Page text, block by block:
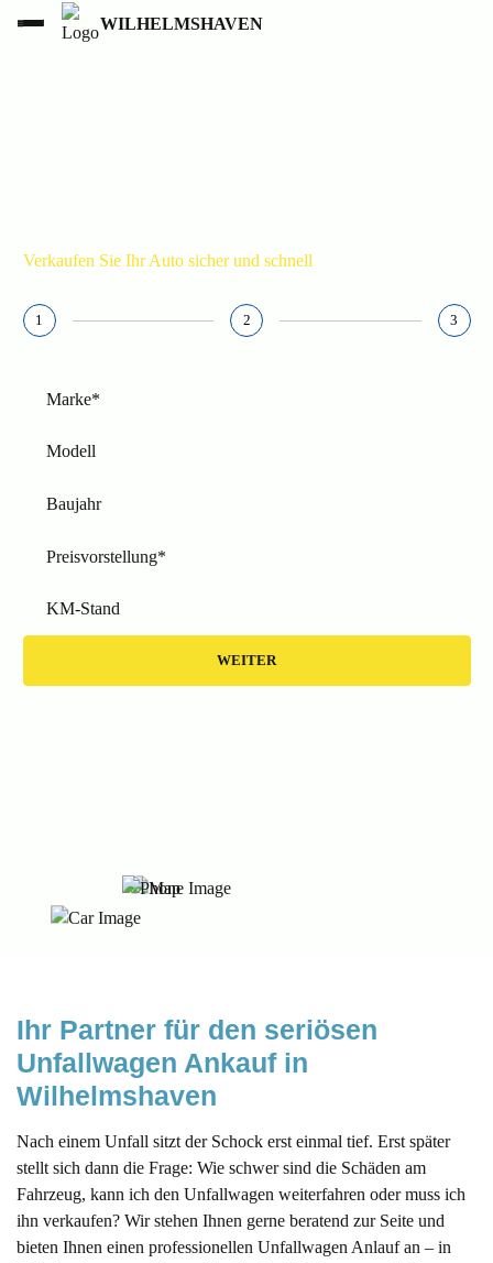
WILHELMSHAVEN
Verkaufen Sie Ihr Auto sicher und schnell
1 2 3
Marke*
Modell
Baujahr
Preisvorstellung*
KM-Stand
WEITER
Ihr Partner für den seriösen
Unfallwagen Ankauf in
Wilhelmshaven
Nach einem Unfall sitzt der Schock erst einmal tief. Erst später
stellt sich dann die Frage: Wie schwer sind die Schäden am
Fahrzeug, kann ich den Unfallwagen weiterfahren oder muss ich
ihn verkaufen? Wir stehen Ihnen gerne beratend zur Seite und
bieten Ihnen einen professionellen Unfallwagen Anlauf an – in